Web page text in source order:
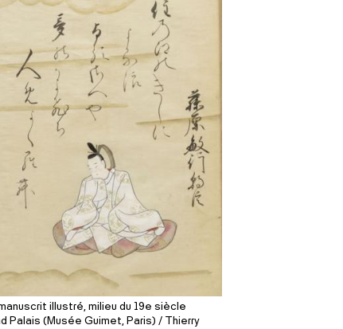
illustré, milieu du 19e siècle
Palais (Musée Guimet, Paris) / Thierry